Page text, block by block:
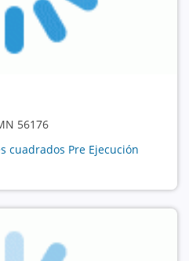
56176
cuadrados Pre Ejecución